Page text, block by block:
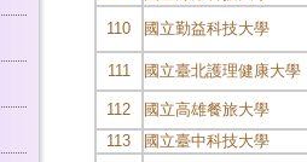
110
國立勤益科技大學
111
國立臺北護理健康大學
112 國立高雄餐旅大學
113
國立臺中科技大學